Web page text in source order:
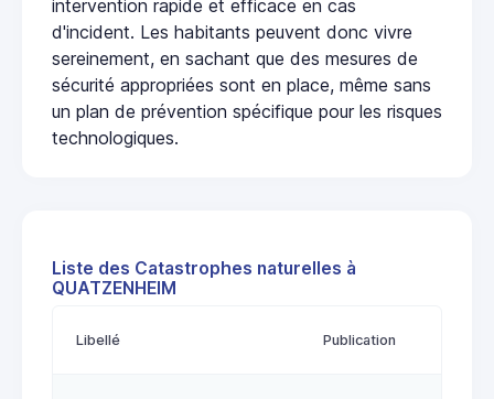
intervention rapide et efficace en cas
d'incident. Les habitants peuvent donc vivre
sereinement, en sachant que des mesures de
sécurité appropriées sont en place, même sans
un plan de prévention spécifique pour les risques
technologiques.
Liste des Catastrophes naturelles à
QUATZENHEIM
Libellé Publication